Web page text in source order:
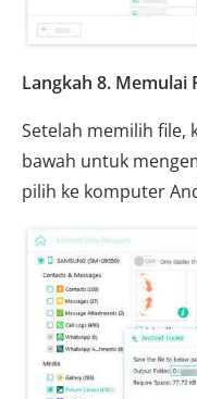
Langkah 8. Memulai
Setelah memilih file,
bawah untuk
pilih ke komputer